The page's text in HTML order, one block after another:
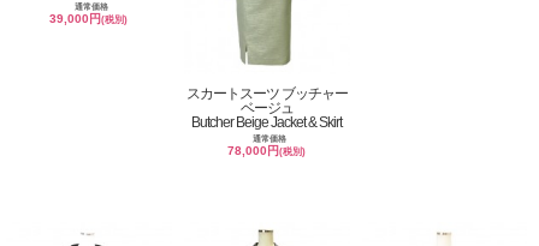
通常価格
39,000円(税別)
スカートスーツ ブッチャー
ベージュ
Butcher Beige Jacket & Skirt
通常価格
78,000円(税別)